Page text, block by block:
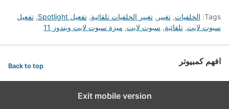
Tags: الخلفيات, تغيير , تغيير الخلفيات تلقائية, تفعيل Spotlight , تفعيل
سبوت لايت, تلقائية, سبوت لايت, ميزة سبوت لايت ويندوز 11
افهم كمبيوتر Back to top
Exit mobile version